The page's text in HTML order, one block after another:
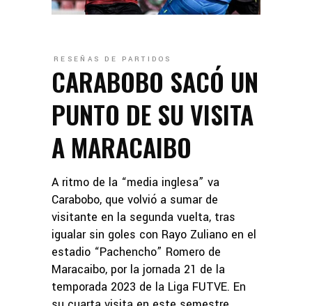
RESEÑAS DE PARTIDOS
CARABOBO SACÓ UN
PUNTO DE SU VISITA
A MARACAIBO
A ritmo de la “media inglesa” va
Carabobo, que volvió a sumar de
visitante en la segunda vuelta, tras
igualar sin goles con Rayo Zuliano en el
estadio “Pachencho” Romero de
Maracaibo, por la jornada 21 de la
temporada 2023 de la Liga FUTVE. En